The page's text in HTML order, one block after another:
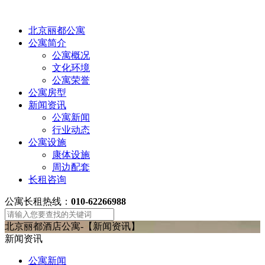
北京丽都公寓
公寓简介
公寓概况
文化环境
公寓荣誉
公寓房型
新闻资讯
公寓新闻
行业动态
公寓设施
康体设施
周边配套
长租咨询
公寓长租热线： 010-62266988
北京丽都酒店公寓-【新闻资讯】
新闻资讯
公寓新闻